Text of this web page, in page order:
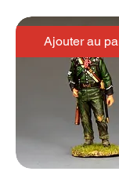
Ajouter au